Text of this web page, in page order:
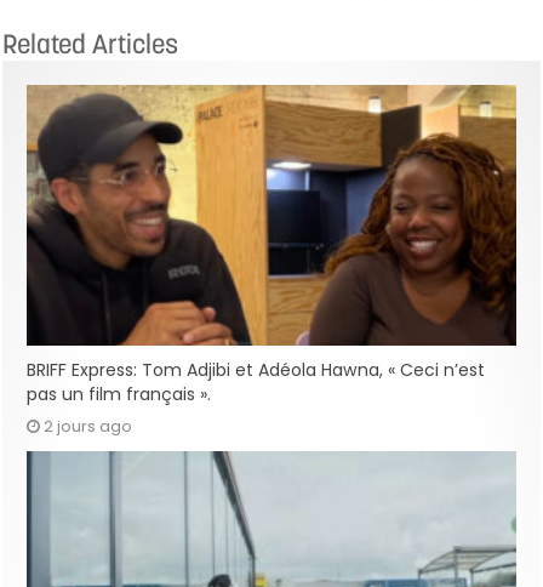
Related Articles
BRIFF Express: Tom Adjibi et Adéola Hawna, « Ceci n’est
pas un film français ».
2 jours ago